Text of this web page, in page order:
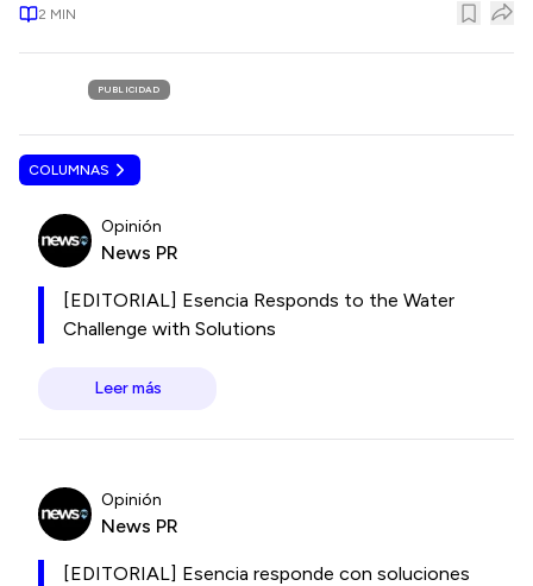
2 MIN
PUBLICIDAD
COLUMNAS
Opinión
News PR
[EDITORIAL] Esencia Responds to the Water
Challenge with Solutions
Leer más
Opinión
News PR
[EDITORIAL] Esencia responde con soluciones